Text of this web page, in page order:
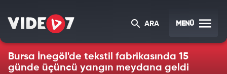
ARA MENÜ
Bursa İnegöl'de tekstil fabrikasında 15
günde üçüncü yangın meydana geldi